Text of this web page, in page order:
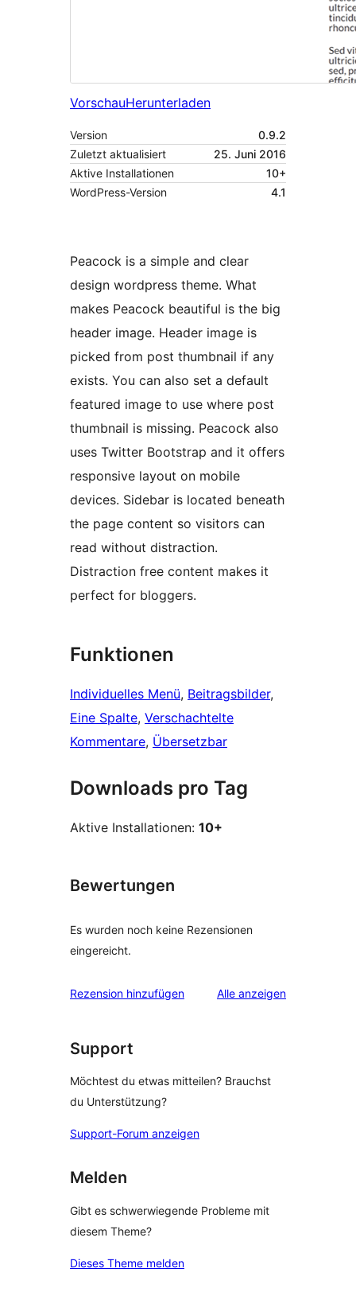
VorschauHerunterladen
Version
0.9.2
Zuletzt aktualisiert
25. Juni 2016
Aktive Installationen
10+
WordPress-Version
4.1
Peacock is a simple and clear
design wordpress theme. What
makes Peacock beautiful is the big
header image. Header image is
picked from post thumbnail if any
exists. You can also set a default
featured image to use where post
thumbnail is missing. Peacock also
uses Twitter Bootstrap and it offers
responsive layout on mobile
devices. Sidebar is located beneath
the page content so visitors can
read without distraction.
Distraction free content makes it
perfect for bloggers.
Funktionen
Individuelles Menü, Beitragsbilder
Eine Spalte, Verschachtelte
Kommentare, Übersetzbar
Downloads pro Tag
Aktive Installationen: 10+
Bewertungen
Es wurden noch keine Rezensionen
eingereicht.
Rezension hinzufügen Alle Rezensionen
anzeigen
Support
Möchtest du etwas mitteilen? Brauchst
du Unterstützung?
Support-Forum anzeigen
Melden
Gibt es schwerwiegende Probleme mit
diesem Theme?
Dieses Theme melden